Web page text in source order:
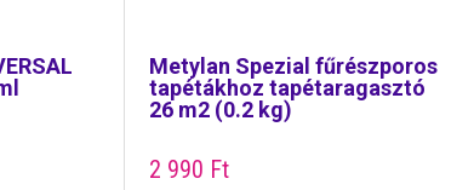
Metylan Spezial fűrészporos
tapétákhoz tapétaragasztó
26 m2 (0.2 kg)
2 990 Ft